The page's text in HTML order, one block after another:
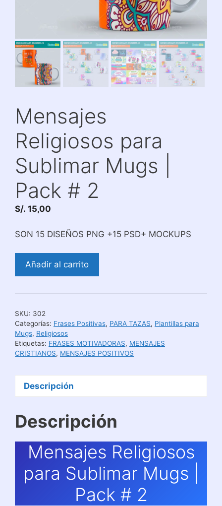
Mensajes
Religiosos para
Sublimar Mugs |
Pack # 2
S/. 15,00
SON 15 DISEÑOS PNG +15 PSD+ MOCKUPS
Mensajes
Religiosos
Sublimar
|
Pack
#
2
Añadir al carrito
SKU: 302
Categorías: Frases Positivas, PARA TAZAS, Plantillas para
Mugs, Religiosos
Etiquetas: FRASES MOTIVADORAS, MENSAJES
CRISTIANOS, MENSAJES POSITIVOS
Descripción
Descripción
Mensajes Religiosos
para Sublimar Mugs |
Pack # 2